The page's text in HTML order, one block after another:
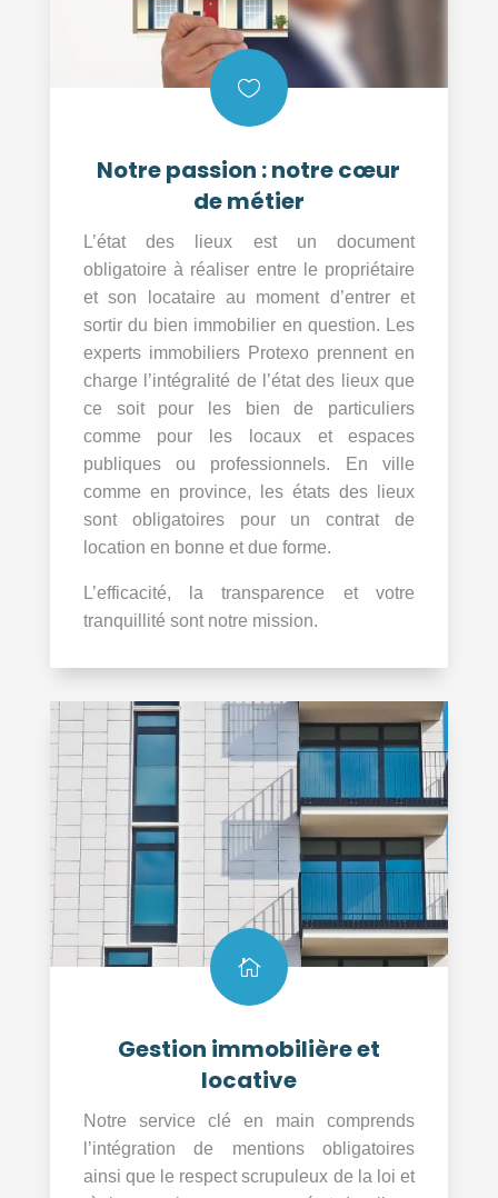

Notre passion : notre cœur
de métier
L’état des lieux est un document
obligatoire à réaliser entre le propriétaire
et son locataire au moment d’entrer et
sortir du bien immobilier en question. Les
experts immobiliers Protexo prennent en
charge l’intégralité de l’état des lieux que
ce soit pour les bien de particuliers
comme pour les locaux et espaces
publiques ou professionnels. En ville
comme en province, les états des lieux
sont obligatoires pour un contrat de
location en bonne et due forme.
L’efficacité, la transparence et votre
tranquillité sont notre mission.

Gestion immobilière et
locative
Notre service clé en main comprends
l’intégration de mentions obligatoires
ainsi que le respect scrupuleux de la loi et